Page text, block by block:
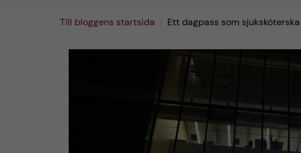
Till bloggens startsida Ett dagpass som sjuksköterska